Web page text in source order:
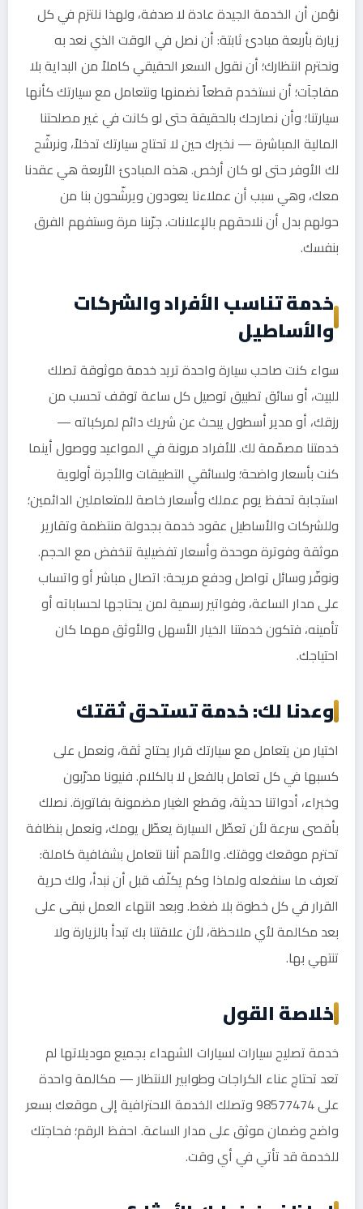
نؤمن أن الخدمة الجيدة عادة لا صدفة، ولهذا نلتزم في كل
زيارة بأربعة مبادئ ثابتة: أن نصل في الوقت الذي نعد به
ونحترم انتظارك؛ أن نقول السعر الحقيقي كاملاً من البداية بلا
مفاجآت؛ أن نستخدم قطعاً نضمنها ونتعامل مع سيارتك كأنها
سيارتنا؛ وأن نصارحك بالحقيقة حتى لو كانت في غير مصلحتنا
المالية المباشرة — نخبرك حين لا تحتاج سيارتك تدخلاً، ونرشّح
لك الأوفر حتى لو كان أرخص. هذه المبادئ الأربعة هي عقدنا
معك، وهي سبب أن عملاءنا يعودون ويرشّحون بنا من
حولهم بدل أن نلاحقهم بالإعلانات. جرّبنا مرة وستفهم الفرق
بنفسك.
خدمة تناسب الأفراد والشركات
والأساطيل
سواء كنت صاحب سيارة واحدة تريد خدمة موثوقة تصلك
للبيت، أو سائق تطبيق توصيل كل ساعة توقف تحسب من
رزقك، أو مدير أسطول يبحث عن شريك دائم لمركباته —
خدمتنا مصمّمة لك. للأفراد مرونة في المواعيد ووصول أينما
كنت بأسعار واضحة؛ ولسائقي التطبيقات والأجرة أولوية
استجابة تحفظ يوم عملك وأسعار خاصة للمتعاملين الدائمين؛
وللشركات والأساطيل عقود خدمة بجدولة منتظمة وتقارير
موثقة وفوترة موحدة وأسعار تفضيلية تنخفض مع الحجم.
ونوفّر وسائل تواصل ودفع مريحة: اتصال مباشر أو واتساب
على مدار الساعة، وفواتير رسمية لمن يحتاجها لحساباته أو
تأمينه، فتكون خدمتنا الخيار الأسهل والأوثق مهما كان
احتياجك.
وعدنا لك: خدمة تستحق ثقتك
اختيار من يتعامل مع سيارتك قرار يحتاج ثقة، ونعمل على
كسبها في كل تعامل بالفعل لا بالكلام. فنيونا مدرّبون
وخبراء، أدواتنا حديثة، وقطع الغيار مضمونة بفاتورة. نصلك
بأقصى سرعة لأن تعطّل السيارة يعطّل يومك، ونعمل بنظافة
تحترم موقعك ووقتك. والأهم أننا نتعامل بشفافية كاملة:
تعرف ما سنفعله ولماذا وكم يكلّف قبل أن نبدأ، ولك حرية
القرار في كل خطوة بلا ضغط. وبعد انتهاء العمل نبقى على
بعد مكالمة لأي ملاحظة، لأن علاقتنا بك تبدأ بالزيارة ولا
تنتهي بها.
خلاصة القول
خدمة تصليح سيارات لسيارات الشهداء بجميع موديلاتها لم
تعد تحتاج عناء الكراجات وطوابير الانتظار — مكالمة واحدة
على 98577474 وتصلك الخدمة الاحترافية إلى موقعك بسعر
واضح وضمان موثق على مدار الساعة. احفظ الرقم؛ فحاجتك
للخدمة قد تأتي في أي وقت.